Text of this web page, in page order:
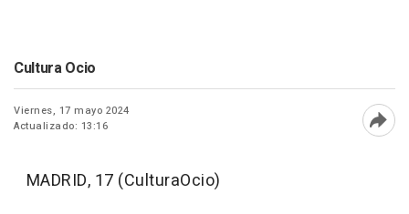
Cultura Ocio
Viernes, 17 mayo 2024
Actualizado: 13:16
MADRID, 17 (CulturaOcio)